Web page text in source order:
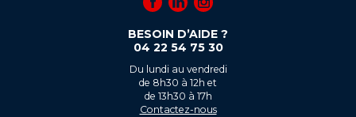
BESOIN D’AIDE ?
04 22 54 75 30
Du lundi au vendredi
de 8h30 à 12h et
de 13h30 à 17h
Contactez-nous